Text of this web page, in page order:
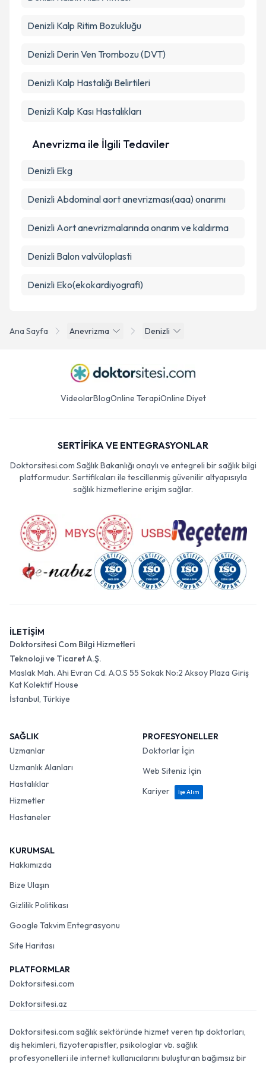
Ana Sayfa Anevrizma Denizli
Denizli Kalp Ritim Bozukluğu
Denizli Derin Ven Trombozu (DVT)
Denizli Kalp Hastalığı Belirtileri
Denizli Kalp Kası Hastalıkları
Anevrizma ile İlgili Tedaviler
Denizli Ekg
Denizli Abdominal aort anevrizması(aaa) onarımı
Denizli Aort anevrizmalarında onarım ve kaldırma
Denizli Balon valvüloplasti
Denizli Eko(ekokardiyografi)
VideolarBlogOnline TerapiOnline Diyet
SERTİFİKA VE ENTEGRASYONLAR
Doktorsitesi.com Sağlık Bakanlığı onaylı ve entegreli bir sağlık bilgi
platformudur. Sertifikaları ile tescillenmiş güvenilir altyapısıyla
sağlık hizmetlerine erişim sağlar.
İLETİŞİM
Doktorsitesi Com Bilgi Hizmetleri
Teknoloji ve Ticaret A.Ş.
Maslak Mah. Ahi Evran Cd. A.O.S 55 Sokak No:2 Aksoy Plaza Giriş
Kat Kolektif House
İstanbul, Türkiye
SAĞLIK
Uzmanlar
Uzmanlık Alanları
Hastalıklar
Hizmetler
Hastaneler
PROFESYONELLER
Doktorlar İçin
Web Siteniz İçin
Kariyer
İşe Alım
KURUMSAL
Hakkımızda
Bize Ulaşın
Gizlilik Politikası
Google Takvim Entegrasyonu
Site Haritası
PLATFORMLAR
Doktorsitesi.com
Doktorsitesi.az
Doktorsitesi.com sağlık sektöründe hizmet veren tıp doktorları,
diş hekimleri, fizyoterapistler, psikologlar vb. sağlık
profesyonelleri ile internet kullanıcılarını buluşturan bağımsız bir